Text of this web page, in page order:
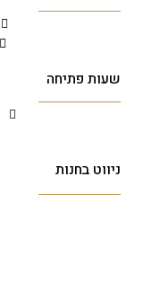
שעות פתיחה
ניווט בחנות